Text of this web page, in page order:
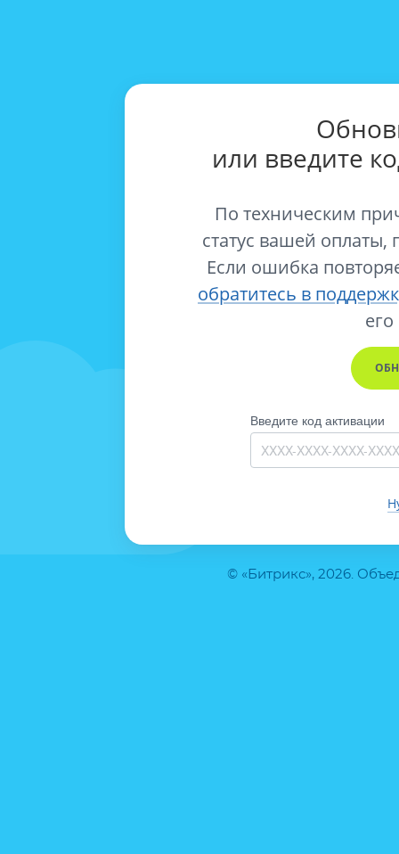
© «Битрикс», 2026.
или введите
По техническим
статус вашей оплаты,
Если ошибка
обратитесь в
его
Введите код активации